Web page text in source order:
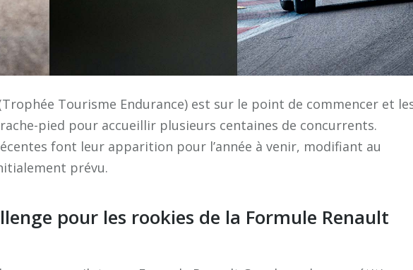
Tourisme Endurance) est sur le point de commencer et
pied pour accueillir plusieurs centaines de concurrents.
font leur apparition pour l’année à venir, modifiant au
prévu.
pour les rookies de la Formule Renault